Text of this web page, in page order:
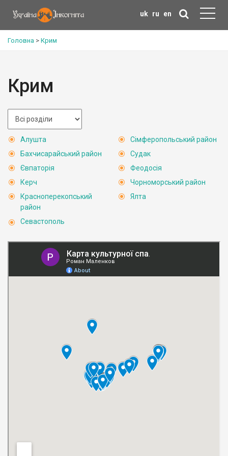
uk ru en
Головна > Крим
Крим
Алушта
Бахчисарайський район
Євпаторія
Керч
Красноперекопський
район
Севастополь
Сімферопольський район
Судак
Феодосія
Чорноморський район
Ялта